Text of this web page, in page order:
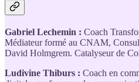
Gabriel Lechemin : Coach
Médiateur formé au CNAM,
David Holmgrem. Catalyseur de
Ludivine Thiburs : Coach en